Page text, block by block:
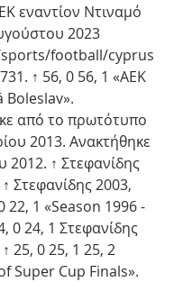
εναντίον Ντιναμό
2023
football/cyprus
↑ 56, 0 56, 1 «AEK
Boleslav».
από το πρωτότυπο
2013. Ανακτήθηκε
2012. ↑ Στεφανίδης
Στεφανίδης 2003,
22, 1 «Season 1996 -
0 24, 1 Στεφανίδης
25, 0 25, 1 25, 2
Super Cup Finals».